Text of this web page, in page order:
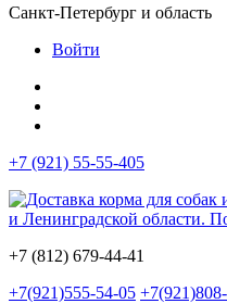
Санкт-Петербург и область
Войти
+7 (921) 55-55-405
+7 (812) 679-44-41
+7(921)555-54-05